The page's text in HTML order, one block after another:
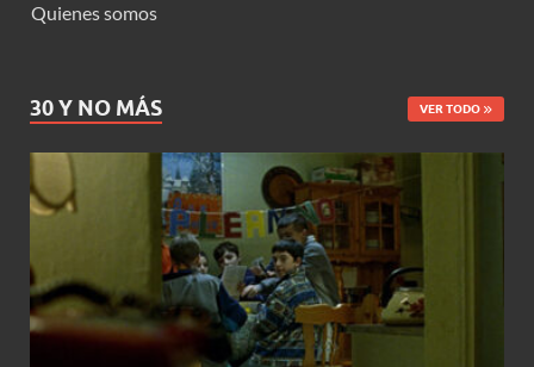
Quienes somos
30 Y NO MÁS VER TODO